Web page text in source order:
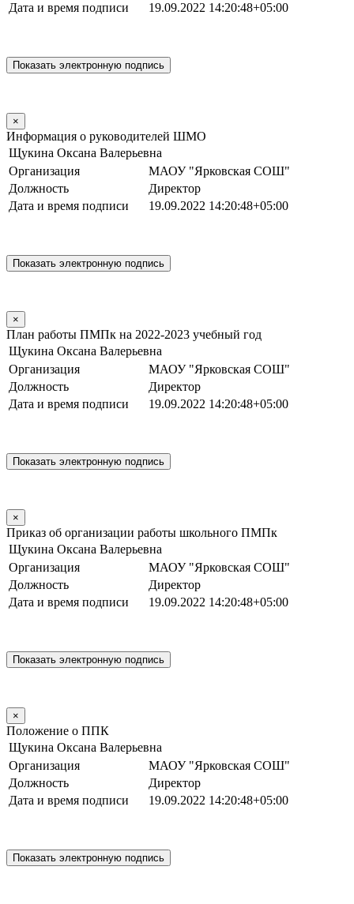
Дата и время подписи
19.09.2022 14:20:48+05:00
×
Информация о руководителей ШМО
Щукина Оксана Валерьевна
Организация
МАОУ "Ярковская СОШ"
Должность
Директор
Дата и время подписи
19.09.2022 14:20:48+05:00
×
План работы ПМПк на 2022-2023 учебный год
Щукина Оксана Валерьевна
Организация
МАОУ "Ярковская СОШ"
Должность
Директор
Дата и время подписи
19.09.2022 14:20:48+05:00
×
Приказ об организации работы школьного ПМПк
Щукина Оксана Валерьевна
Организация
МАОУ "Ярковская СОШ"
Должность
Директор
Дата и время подписи
19.09.2022 14:20:48+05:00
×
Положение о ППК
Щукина Оксана Валерьевна
Организация
МАОУ "Ярковская СОШ"
Должность
Директор
Дата и время подписи
19.09.2022 14:20:48+05:00